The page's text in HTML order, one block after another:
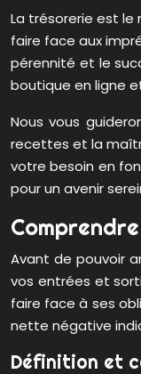
La trésorerie est
faire face aux
pérennité et le
boutique en ligne
Nous vous
recettes et la
votre besoin en
pour un avenir
Avant de pouvoir
vos entrées et
faire face à ses
nette négative
Définition et